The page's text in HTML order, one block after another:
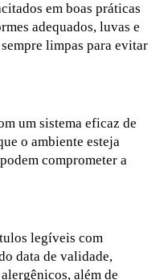
em boas práticas
adequados, luvas e
limpas para evitar
um sistema eficaz de
o ambiente esteja
comprometer a
legíveis com
data de validade,
além de